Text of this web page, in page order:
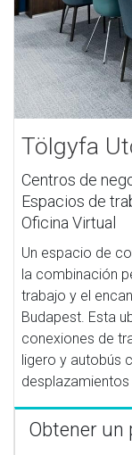
Tölgyfa
Centros de
Espacios de
Oficina Virtual
Un espacio de
la combinación
trabajo y el
Budapest. Esta
conexiones de
ligero y autobús
desplazamientos
Obtener un